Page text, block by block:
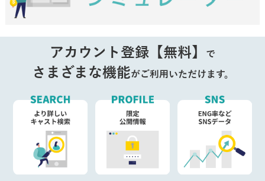
アカウント登録【無料】 で
さまざまな機能がご利用いただけます。